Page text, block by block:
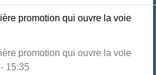
promotion qui ouvre la voie
promotion qui ouvre la voie
15:35